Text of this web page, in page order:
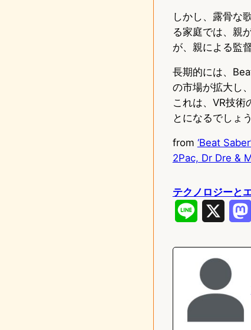
しかし、露骨な
る家庭では、親
が、親による監
長期的には、
の市場が拡大し
これは、VR技術
とになるでしょう
from ‘Beat
2Pac, Dr Dre &
テクノロジーと
e